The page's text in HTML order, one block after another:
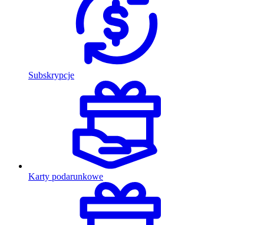
Subskrypcje
Karty podarunkowe